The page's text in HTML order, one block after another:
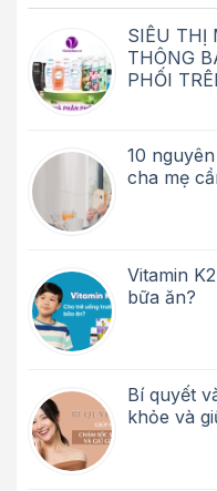
SIÊU THỊ
THÔNG
PHỐI
10
cha mẹ
Vitamin
bữa ăn?
Bí quyết
khỏe và